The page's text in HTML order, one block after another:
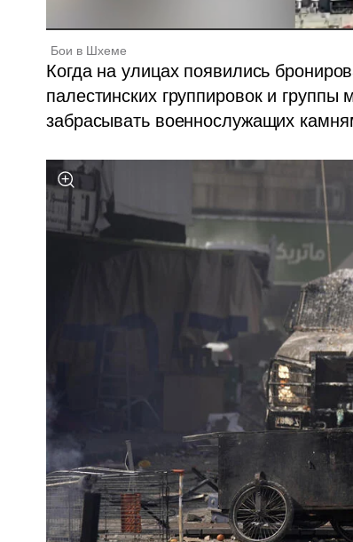
Бои в Шхеме
Когда на улицах появились
палестинских группировок и
забрасывать военнослужащих